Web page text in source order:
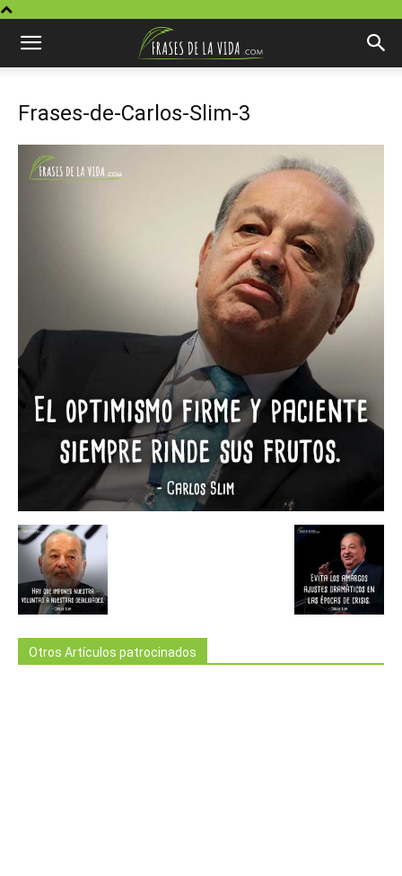
Frases-de-Carlos-Slim-3
Otros Artículos patrocinados